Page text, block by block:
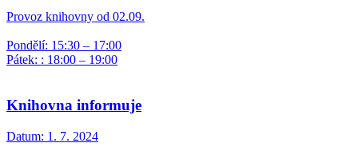
Provoz knihovny od 02.09.
Pondělí: 15:30 – 17:00
Pátek: : 18:00 – 19:00
Knihovna informuje
Datum: 1. 7. 2024